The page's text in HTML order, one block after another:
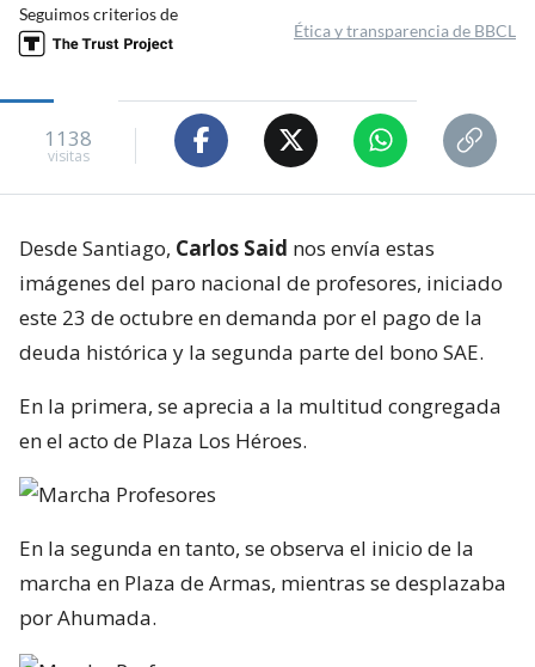
Seguimos criterios de
Ética y transparencia de BBCL
1138
visitas
Desde Santiago, Carlos Said nos envía estas
imágenes del paro nacional de profesores, iniciado
este 23 de octubre en demanda por el pago de la
deuda histórica y la segunda parte del bono SAE.
En la primera, se aprecia a la multitud congregada
en el acto de Plaza Los Héroes.
En la segunda en tanto, se observa el inicio de la
marcha en Plaza de Armas, mientras se desplazaba
por Ahumada.